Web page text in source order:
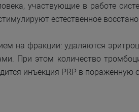
участвующие в работе
естественное
на фракции: удаляются
При этом количество
инъекция PRP в поражённую